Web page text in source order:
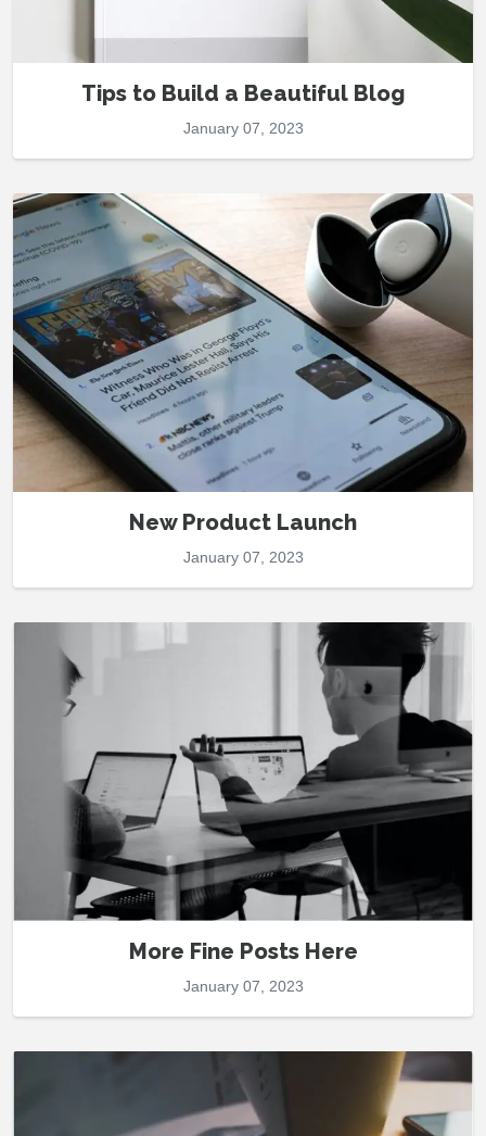
Tips to Build a Beautiful Blog
January 07, 2023
New Product Launch
January 07, 2023
More Fine Posts Here
January 07, 2023